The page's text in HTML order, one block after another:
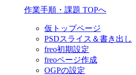
作業手順・課題 TOPへ
仮トップページ
PSDスライス＆書き出し
freo初期設定
freoページ作成
OGPの設定